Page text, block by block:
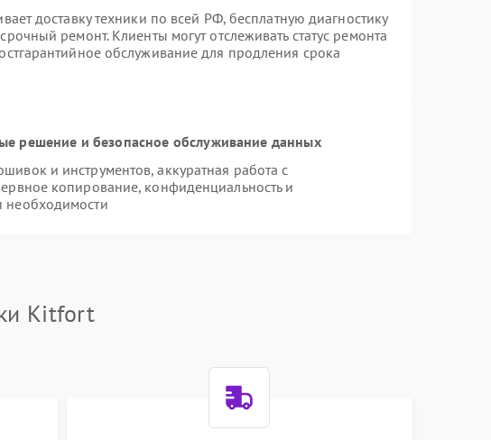
доставку техники по всей РФ, бесплатную диагностику
ремонт. Клиенты могут отслеживать статус ремонта
обслуживание для продления срока
решение и безопасное обслуживание данных
и инструментов, аккуратная работа с
копирование, конфиденциальность и
необходимости
Kitfort